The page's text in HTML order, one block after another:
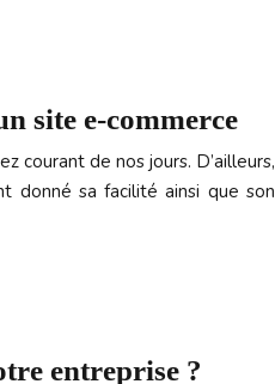
site e-commerce
courant de nos jours. D’ailleurs,
donné sa facilité ainsi que son
entreprise ?